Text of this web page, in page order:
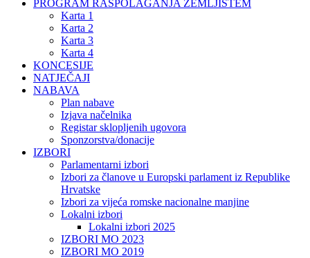
PROGRAM RASPOLAGANJA ZEMLJIŠTEM
Karta 1
Karta 2
Karta 3
Karta 4
KONCESIJE
NATJEČAJI
NABAVA
Plan nabave
Izjava načelnika
Registar sklopljenih ugovora
Sponzorstva/donacije
IZBORI
Parlamentarni izbori
Izbori za članove u Europski parlament iz Republike
Hrvatske
Izbori za vijeća romske nacionalne manjine
Lokalni izbori
Lokalni izbori 2025
IZBORI MO 2023
IZBORI MO 2019